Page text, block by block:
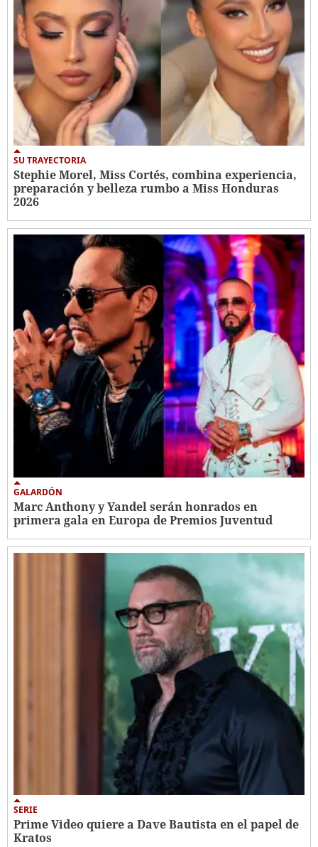
SU TRAYECTORIA
Stephie Morel, Miss Cortés, combina experiencia,
preparación y belleza rumbo a Miss Honduras
2026
GALARDÓN
Marc Anthony y Yandel serán honrados en
primera gala en Europa de Premios Juventud
SERIE
Prime Video quiere a Dave Bautista en el papel de
Kratos